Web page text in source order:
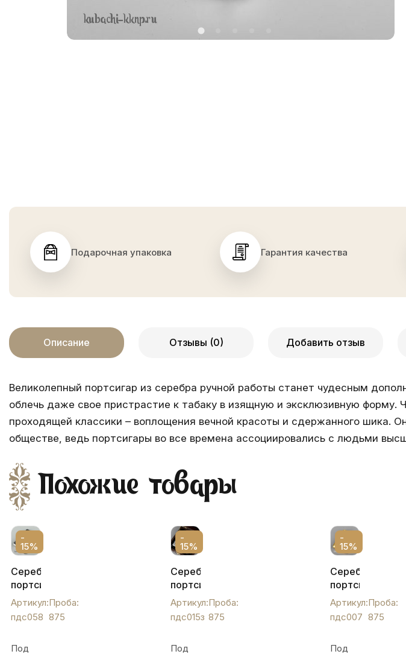
Подарочная упаковка Гарантия качества
Описание Отзывы (0) Добавить отзыв
Великолепный портсигар из серебра ручной работы станет чудесным
облечь даже свое пристрастие к табаку в изящную и эксклюзивную форму.
проходящей классики – воплощения вечной красоты и сдержанного шика.
обществе, ведь портсигары во все времена ассоциировались с людьми
Похожие товары
-
15%
Серебряный
портсигар
"Залив",
пдс058
Артикул:
пдс058
Проба:
875
Под
-
15%
Серебряный
портсигар
с
растительным
орнаментом
зажигалкой
Артикул:
пдс015з
Проба:
875
Под
-
15%
Серебряный
портсигар
с
гербом,
пдс007
Артикул:
пдс007
Проба:
875
Под